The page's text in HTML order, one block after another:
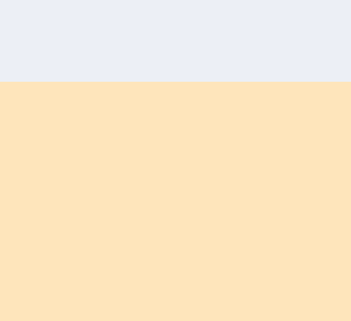
La mecánica de este sorteo